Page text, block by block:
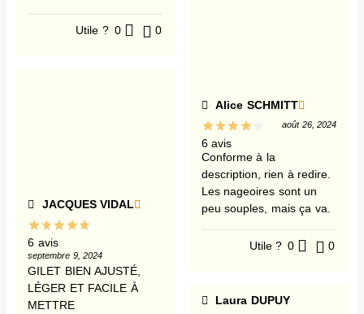
Utile ? 0 0
JACQUES VIDAL
6 avis
septembre 9, 2024
GILET BIEN AJUSTÉ,
LÉGER ET FACILE À
METTRE
Alice SCHMITT
6 avis
août 26, 2024
Conforme à la
description, rien à redire.
Les nageoires sont un
peu souples, mais ça va.
Utile ? 0 0
Laura DUPUY